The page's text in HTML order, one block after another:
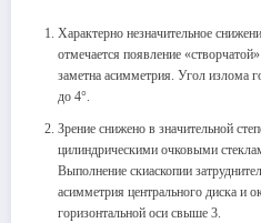
Характерно незначительное
отмечается появление
заметна асимметрия. Угол излома
до 4°.
Зрение снижено в значительной
цилиндрическими очковыми
Выполнение скиаскопии
асимметрия центрального диска и
горизонтальной оси свыше 3.